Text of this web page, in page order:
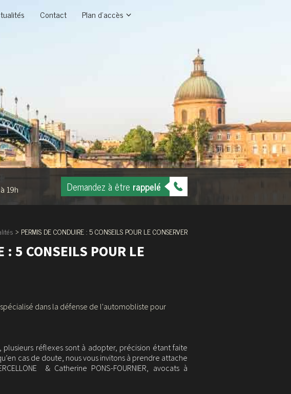
Contact Plan d'accès
19h Demandez à être rappelé
> PERMIS DE CONDUIRE : 5 CONSEILS POUR LE CONSERVER
: 5 CONSEILS POUR LE
dans la défense de l'automobliste pour
réflexes sont à adopter, précision étant faite
cas de doute, nous vous invitons à prendre attache
& Catherine PONS-FOURNIER, avocats à